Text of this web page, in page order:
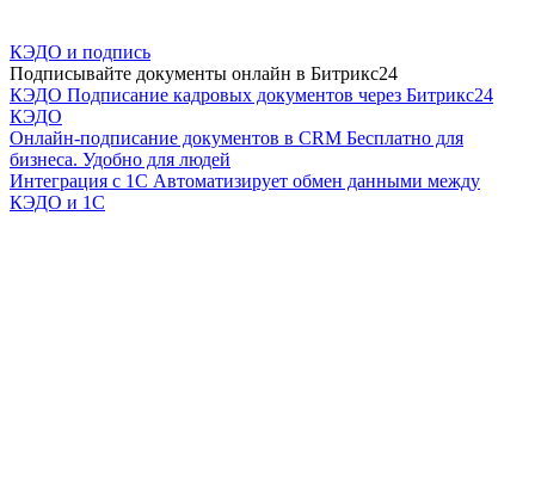
КЭДО и подпись
Подписывайте документы онлайн в Битрикс24
КЭДО Подписание кадровых документов через Битрикс24
КЭДО
Онлайн-подписание документов в CRM Бесплатно для
бизнеса. Удобно для людей
Интеграция с 1С Автоматизирует обмен данными между
КЭДО и 1С